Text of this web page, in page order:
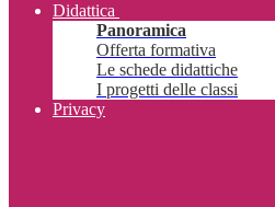
Didattica
Panoramica
Offerta formativa
Le schede didattiche
I progetti delle classi
Privacy